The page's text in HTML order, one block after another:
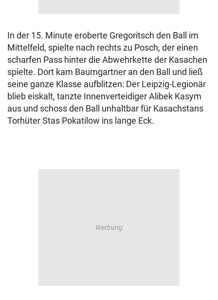
In der 15. Minute eroberte Gregoritsch den Ball im
Mittelfeld, spielte nach rechts zu Posch, der einen
scharfen Pass hinter die Abwehrkette der Kasachen
spielte. Dort kam Baumgartner an den Ball und ließ
seine ganze Klasse aufblitzen: Der Leipzig-Legionär
blieb eiskalt, tanzte Innenverteidiger Alibek Kasym
aus und schoss den Ball unhaltbar für Kasachstans
Torhüter Stas Pokatilow ins lange Eck.